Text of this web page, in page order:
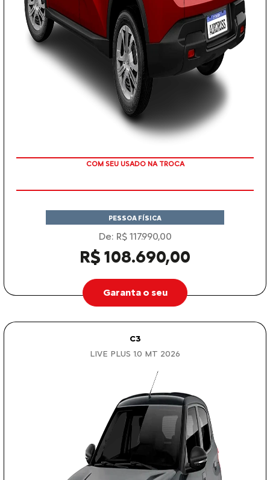
TAXA ZERO EM 12X
PESSOA FÍSICA
De: R$ 117.990,00
R$ 108.690,00
Garanta o seu
C3
LIVE PLUS 1.0 MT 2026